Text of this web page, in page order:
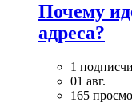
Почему
адреса?
1
01 авг.
165